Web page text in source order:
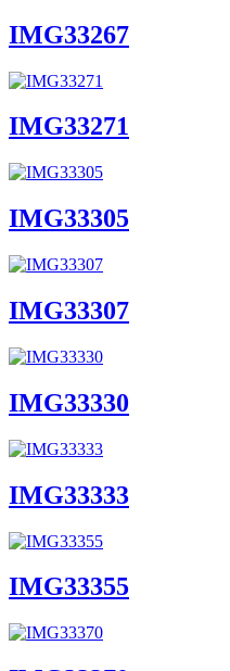
IMG33267
IMG33271
IMG33305
IMG33307
IMG33330
IMG33333
IMG33355